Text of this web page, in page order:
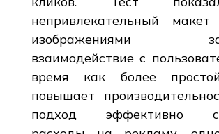
непривлекательный
изображениями
взаимодействие с
время как более
повышает
подход эффективно